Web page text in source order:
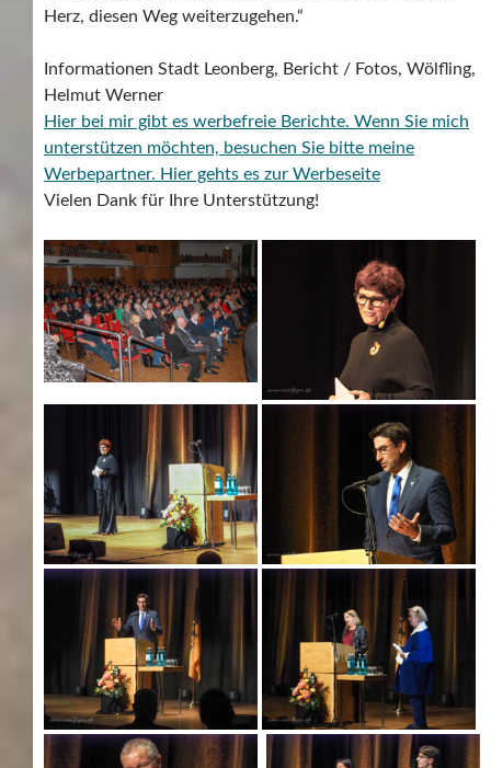
Herz, diesen Weg weiterzugehen.“
Informationen Stadt Leonberg, Bericht / Fotos, Wölfling,
Helmut Werner
Hier bei mir gibt es werbefreie Berichte. Wenn Sie mich
unterstützen möchten, besuchen Sie bitte meine
Werbepartner. Hier gehts es zur Werbeseite
Vielen Dank für Ihre Unterstützung!